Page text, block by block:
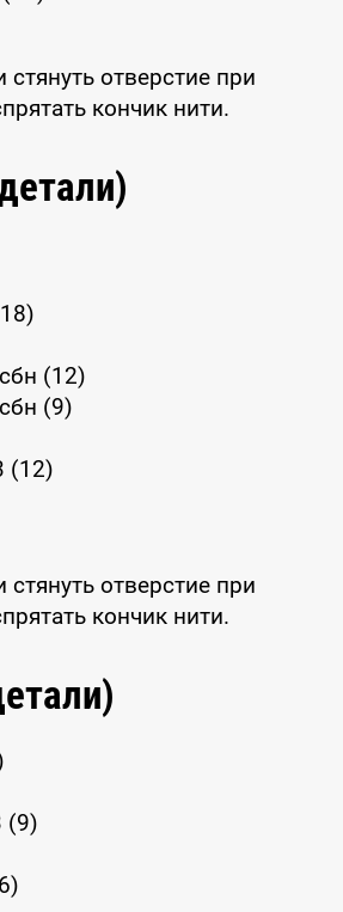
стянуть отверстие при
кончик нити.
(12)
(9)
(12)
стянуть отверстие при
кончик нити.
(9)